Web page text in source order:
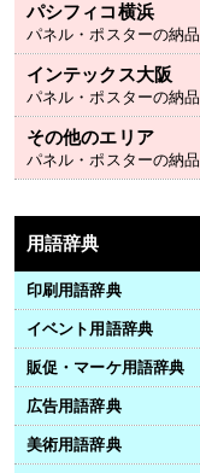
パシフィコ横浜
パネル・ポスターの納品
インテックス大阪
パネル・ポスターの納品
その他のエリア
パネル・ポスターの納品
用語辞典
印刷用語辞典
イベント用語辞典
販促・マーケ用語辞典
広告用語辞典
美術用語辞典